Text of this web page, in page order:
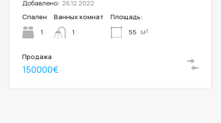
Добавлено: 26.12.2022
Спален
1
Ванных комнат
1
Площадь:
55 м²
Продажа
150000€